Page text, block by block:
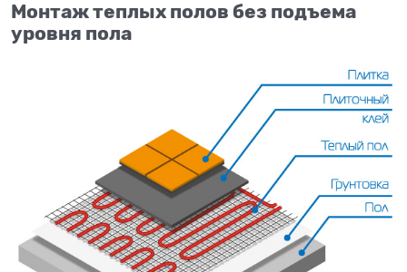
Монтаж теплых полов без подъема
уровня пола